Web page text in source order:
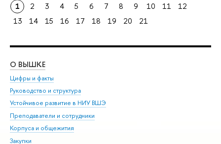
1 2 3 4 5 6 7 8 9 10 11
12
13
14 15 16 17 18 19 20 21
О ВЫШКЕ
Цифры и факты
Руководство и структура
Устойчивое развитие в НИУ ВШЭ
Преподаватели и сотрудники
Корпуса и общежития
Закупки